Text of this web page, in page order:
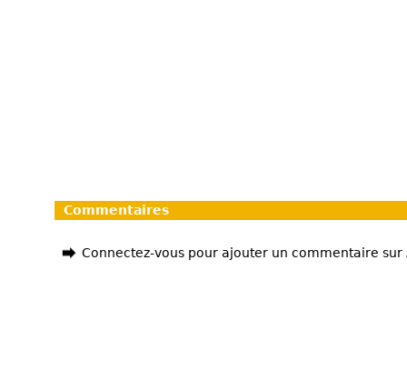
Commentaires
Connectez-vous pour ajouter un commentaire sur